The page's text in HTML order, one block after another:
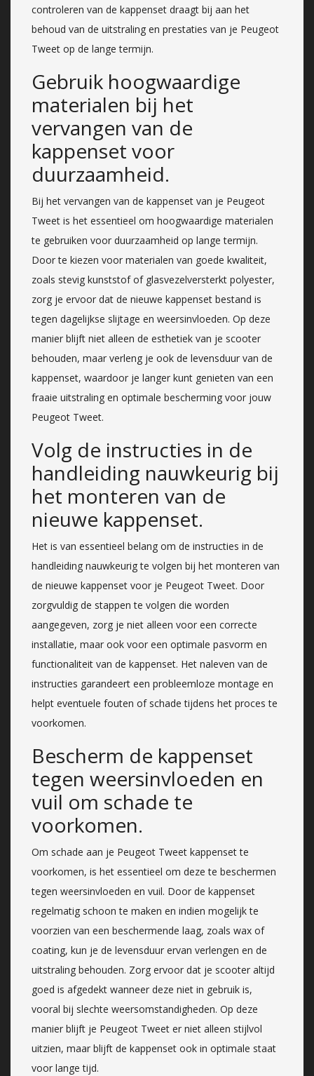
controleren van de kappenset draagt bij aan het
behoud van de uitstraling en prestaties van je Peugeot
Tweet op de lange termijn.
Gebruik hoogwaardige
materialen bij het
vervangen van de
kappenset voor
duurzaamheid.
Bij het vervangen van de kappenset van je Peugeot
Tweet is het essentieel om hoogwaardige materialen
te gebruiken voor duurzaamheid op lange termijn.
Door te kiezen voor materialen van goede kwaliteit,
zoals stevig kunststof of glasvezelversterkt polyester,
zorg je ervoor dat de nieuwe kappenset bestand is
tegen dagelijkse slijtage en weersinvloeden. Op deze
manier blijft niet alleen de esthetiek van je scooter
behouden, maar verleng je ook de levensduur van de
kappenset, waardoor je langer kunt genieten van een
fraaie uitstraling en optimale bescherming voor jouw
Peugeot Tweet.
Volg de instructies in de
handleiding nauwkeurig bij
het monteren van de
nieuwe kappenset.
Het is van essentieel belang om de instructies in de
handleiding nauwkeurig te volgen bij het monteren van
de nieuwe kappenset voor je Peugeot Tweet. Door
zorgvuldig de stappen te volgen die worden
aangegeven, zorg je niet alleen voor een correcte
installatie, maar ook voor een optimale pasvorm en
functionaliteit van de kappenset. Het naleven van de
instructies garandeert een probleemloze montage en
helpt eventuele fouten of schade tijdens het proces te
voorkomen.
Bescherm de kappenset
tegen weersinvloeden en
vuil om schade te
voorkomen.
Om schade aan je Peugeot Tweet kappenset te
voorkomen, is het essentieel om deze te beschermen
tegen weersinvloeden en vuil. Door de kappenset
regelmatig schoon te maken en indien mogelijk te
voorzien van een beschermende laag, zoals wax of
coating, kun je de levensduur ervan verlengen en de
uitstraling behouden. Zorg ervoor dat je scooter altijd
goed is afgedekt wanneer deze niet in gebruik is,
vooral bij slechte weersomstandigheden. Op deze
manier blijft je Peugeot Tweet er niet alleen stijlvol
uitzien, maar blijft de kappenset ook in optimale staat
voor lange tijd.